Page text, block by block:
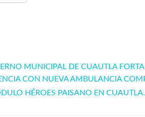
MUNICIPAL DE CUAUTLA
CON NUEVA AMBULANCIA
HÉROES PAISANO EN CUAUTLA.